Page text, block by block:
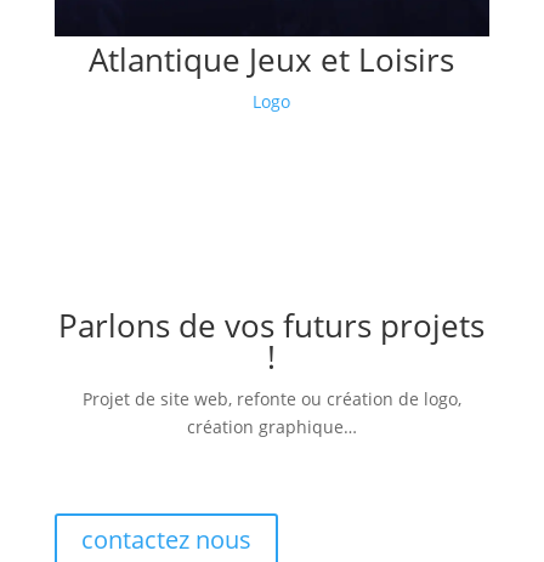
Atlantique Jeux et Loisirs
Logo
Parlons de vos futurs projets
!
Projet de site web, refonte ou création de logo,
création graphique…
contactez nous